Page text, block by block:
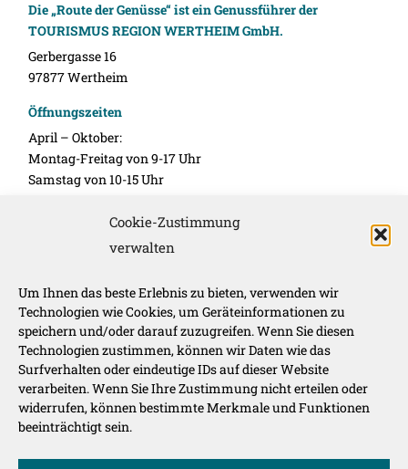
Cookie-Zustimmung
verwalten
Um Ihnen das beste Erlebnis zu bieten, verwenden wir
Technologien wie Cookies, um Geräteinformationen zu
speichern und/oder darauf zuzugreifen. Wenn Sie diesen
Technologien zustimmen, können wir Daten wie das
Surfverhalten oder eindeutige IDs auf dieser Website
verarbeiten. Wenn Sie Ihre Zustimmung nicht erteilen oder
widerrufen, können bestimmte Merkmale und Funktionen
beeinträchtigt sein.
Die „Route der Genüsse“ ist ein Genussführer der
TOURISMUS REGION WERTHEIM GmbH.
Gerbergasse 16
97877 Wertheim
Öffnungszeiten
April – Oktober:
Montag-Freitag von 9-17 Uhr
Samstag von 10-15 Uhr
Montag-Freitag 10-16 Uhr
Route der Genüsse auf: